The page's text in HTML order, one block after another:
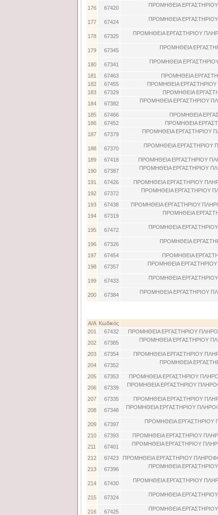
176
67420 ΠΡΟΜΗΘΕΙΑ
177 67424 ΠΡΟΜΗΘΕΙΑ
178 67325 ΠΡΟΜΗΘΕΙΑ ΕΡΓΑΣΤΗΡΙΟΥ
179 67345 ΠΡΟΜΗΘΕΙΑ
180 67341 ΠΡΟΜΗΘΕΙΑ
181 67463
ΠΡΟΜΗΘΕΙΑ
182
67455
ΠΡΟΜΗΘΕΙΑ
183
67329
ΠΡΟΜΗΘΕΙΑ
184
67382 ΠΡΟΜΗΘΕΙΑ ΕΡΓΑΣΤΗΡΙΟΥ
185 67466
ΠΡΟΜΗΘΕΙΑ
186
67452
ΠΡΟΜΗΘΕΙΑ
187
67379 ΠΡΟΜΗΘΕΙΑ ΕΡΓΑΣΤΗΡΙΟΥ
188 67370 ΠΡΟΜΗΘΕΙΑ ΕΡΓΑΣΤΗΡΙΟΥ
189 67418
ΠΡΟΜΗΘΕΙΑ ΕΡΓΑΣΤΗΡΙΟΥ
190
67387 ΠΡΟΜΗΘΕΙΑ ΕΡΓΑΣΤΗΡΙΟΥ
191 67426
ΠΡΟΜΗΘΕΙΑ ΕΡΓΑΣΤΗΡΙΟΥ
192
67372 ΠΡΟΜΗΘΕΙΑ ΕΡΓΑΣΤΗΡΙΟΥ
193 67438
ΠΡΟΜΗΘΕΙΑ ΕΡΓΑΣΤΗΡΙΟΥ
194
67319 ΠΡΟΜΗΘΕΙΑ
195 67472 ΠΡΟΜΗΘΕΙΑ
196 67326 ΠΡΟΜΗΘΕΙΑ
197 67454
ΠΡΟΜΗΘΕΙΑ
198
67357 ΠΡΟΜΗΘΕΙΑ
199 67433 ΠΡΟΜΗΘΕΙΑ
200 67384 ΠΡΟΜΗΘΕΙΑ ΕΡΓΑΣΤΗΡΙΟΥ
Α/Α Κωδικός
201
67432
ΠΡΟΜΗΘΕΙΑ ΕΡΓΑΣΤΗΡΙΟΥ
202
67385 ΠΡΟΜΗΘΕΙΑ ΕΡΓΑΣΤΗΡΙΟΥ
203 67354
ΠΡΟΜΗΘΕΙΑ ΕΡΓΑΣΤΗΡΙΟΥ
204
67352 ΠΡΟΜΗΘΕΙΑ
205 67353
ΠΡΟΜΗΘΕΙΑ ΕΡΓΑΣΤΗΡΙΟΥ
206
67339 ΠΡΟΜΗΘΕΙΑ ΕΡΓΑΣΤΗΡΙΟΥ
207 67335
ΠΡΟΜΗΘΕΙΑ ΕΡΓΑΣΤΗΡΙΟΥ
208
67348 ΠΡΟΜΗΘΕΙΑ ΕΡΓΑΣΤΗΡΙΟΥ
209 67397 ΠΡΟΜΗΘΕΙΑ ΕΡΓΑΣΤΗΡΙΟΥ
210 67393
ΠΡΟΜΗΘΕΙΑ ΕΡΓΑΣΤΗΡΙΟΥ
211
67401 ΠΡΟΜΗΘΕΙΑ ΕΡΓΑΣΤΗΡΙΟΥ
212 67423
ΠΡΟΜΗΘΕΙΑ ΕΡΓΑΣΤΗΡΙΟΥ
213
67396 ΠΡΟΜΗΘΕΙΑ
214 67430 ΠΡΟΜΗΘΕΙΑ ΕΡΓΑΣΤΗΡΙΟΥ
215 67324 ΠΡΟΜΗΘΕΙΑ
216 67425 ΠΡΟΜΗΘΕΙΑ